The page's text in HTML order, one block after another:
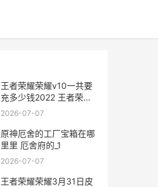
王者荣耀荣耀v10一共要
充多少钱2022 王者荣耀
荣耀V10头像
2026-07-07
原神厄舍的工厂宝箱在哪
里里 厄舍府的_1
2026-07-07
王者荣耀荣耀3月31日皮